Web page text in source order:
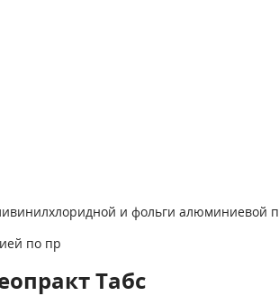
и фольги алюминиевой
по пр
Табс